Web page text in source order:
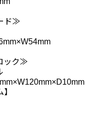
ド≫
ック≫